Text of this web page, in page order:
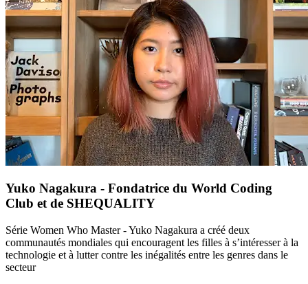
Yuko Nagakura - Fondatrice du World Coding
Club et de SHEQUALITY
Série Women Who Master - Yuko Nagakura a créé deux
communautés mondiales qui encouragent les filles à s’intéresser à la
technologie et à lutter contre les inégalités entre les genres dans le
secteur